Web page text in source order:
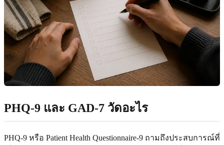
PHQ-9 และ GAD-7 วัดอะไร
PHQ-9 หรือ Patient Health Questionnaire-9 ถามถึงประสบการณ์ที่